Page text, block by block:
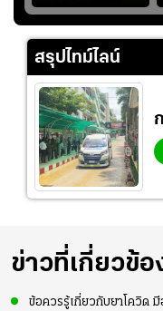
บอลให้มัน เฮลั่นรับ
โชค ทุกที่ทุกเวลา"
สรุปไทม์ไลน์
ข่าวที่เกี่ยวข้อ
ข้อควรรู้เกี่ยวกับยาโควิด มี